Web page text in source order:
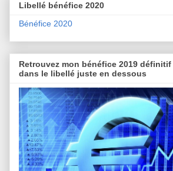
Libellé bénéfice 2020
Bénéfice 2020
Retrouvez mon bénéfice 2019 définitif
dans le libellé juste en dessous